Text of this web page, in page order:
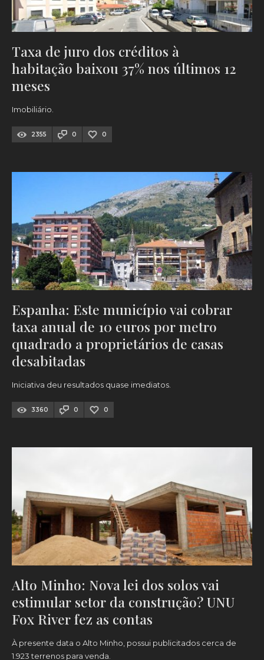
Taxa de juro dos créditos à
habitação baixou 37% nos últimos 12
meses
Imobiliário.
2355 0 0
Espanha: Este município vai cobrar
taxa anual de 10 euros por metro
quadrado a proprietários de casas
desabitadas
Iniciativa deu resultados quase imediatos.
3360 0 0
Alto Minho: Nova lei dos solos vai
estimular setor da construção? UNU
Fox River fez as contas
À presente data o Alto Minho, possui publicitados cerca de
1.923 terrenos para venda.